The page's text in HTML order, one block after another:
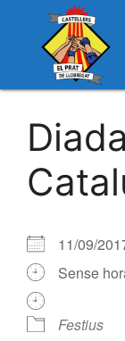
contingut
11/09/
Sense
Festius